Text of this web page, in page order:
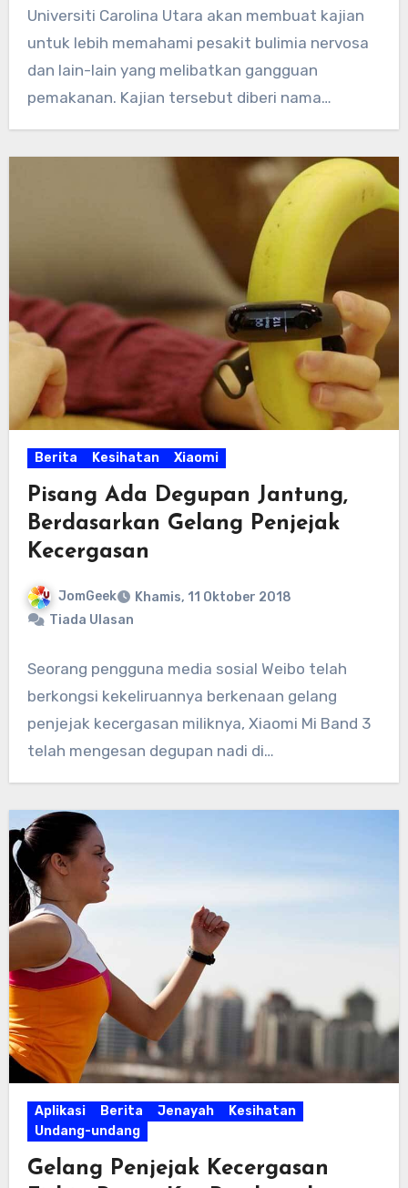
Universiti Carolina Utara akan membuat kajian
untuk lebih memahami pesakit bulimia nervosa
dan lain-lain yang melibatkan gangguan
pemakanan. Kajian tersebut diberi nama…
Berita Kesihatan Xiaomi
Pisang Ada Degupan Jantung,
Berdasarkan Gelang Penjejak
Kecergasan
JomGeek
Khamis, 11 Oktober 2018
Tiada Ulasan
Seorang pengguna media sosial Weibo telah
berkongsi kekeliruannya berkenaan gelang
penjejak kecergasan miliknya, Xiaomi Mi Band 3
telah mengesan degupan nadi di…
Aplikasi Berita Jenayah
Kesihatan
Undang-undang
Gelang Penjejak Kecergasan